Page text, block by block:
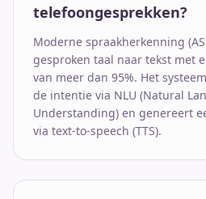
telefoongesprekken?
Moderne spraakherkenning
gesproken taal naar tekst met
van meer dan 95%. Het
de intentie via NLU (Natural
Understanding) en genereert
via text-to-speech (TTS).